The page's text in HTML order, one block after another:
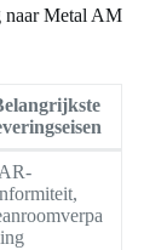
naar Metal AM